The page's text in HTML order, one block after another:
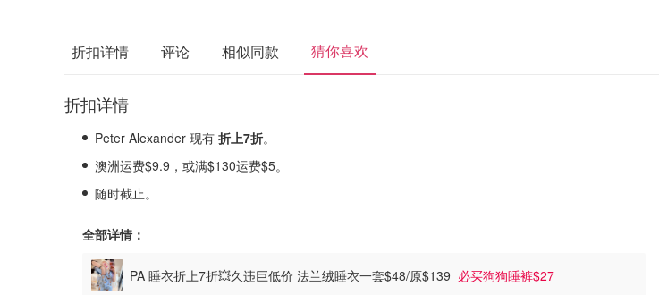
折扣详情 评论 相似同款 猜你喜欢
折扣详情
Peter Alexander 现有 折上7折。
澳洲运费$9.9，或满$130运费$5。
随时截止。
全部详情：
PA 睡衣折上7折💥久违巨低价 法兰绒睡衣一套$48/原$139 必买狗狗睡裤$27